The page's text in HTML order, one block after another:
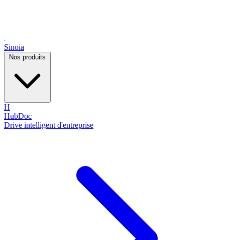
Sinoia
Nos produits
H
HubDoc
Drive intelligent d'entreprise